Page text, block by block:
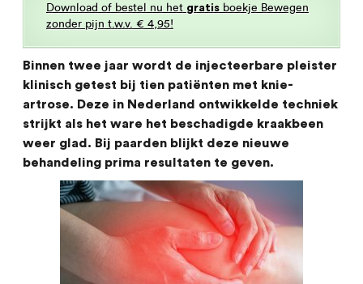
Download of bestel nu het gratis boekje Bewegen
zonder pijn t.w.v. € 4,95!
Binnen twee jaar wordt de injecteerbare pleister
klinisch getest bij tien patiënten met knie-
artrose. Deze in Nederland ontwikkelde techniek
strijkt als het ware het beschadigde kraakbeen
weer glad. Bij paarden blijkt deze nieuwe
behandeling prima resultaten te geven.